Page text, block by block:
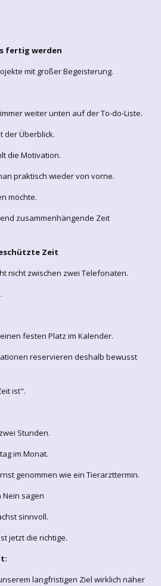
fertig werden
mit großer Begeisterung.
weiter unten auf der To-do-Liste.
der Überblick.
die Motivation.
praktisch wieder von vorne.
möchte.
zusammenhängende Zeit
Zeit
nicht zwischen zwei Telefonaten.
festen Platz im Kalender.
reservieren deshalb bewusst
ist".
Stunden.
im Monat.
genommen wie ein Tierarzttermin.
sagen
sinnvoll.
jetzt die richtige.
langfristigen Ziel wirklich näher